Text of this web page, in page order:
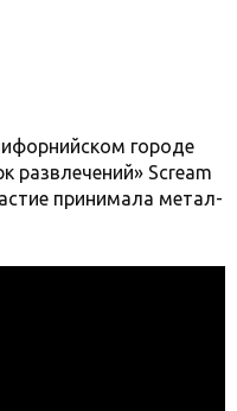
городе
развлечений» Scream
принимала метал-